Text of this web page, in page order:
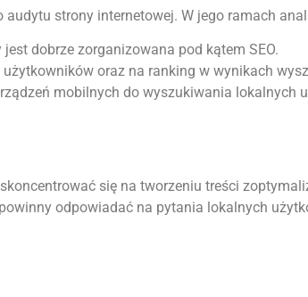
strony internetowej. W jego ramach
dobrze zorganizowana pod kątem SEO.
oraz na ranking w wynikach
mobilnych do wyszukiwania lokalnych
się na tworzeniu treści
odpowiadać na pytania lokalnych